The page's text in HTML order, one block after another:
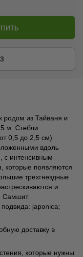
родом из Тайваня и
м. Стебли
0,5 до 2,5 см)
вдоль
с интенсивным
которые появляются
трехгнездные
и
Самшит
japonica;
доставку в
которые нужны